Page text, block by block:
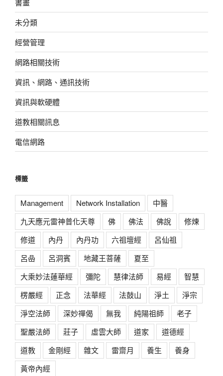
未分類
經營管理
網路相關技術
資訊、網路、通訊技術
資訊與軟硬體
道教相關訊息
電信網路
標籤
Management Network Installation
中醫
九天應元雷神普化天尊
佛 佛法 佛說
修煉
修道
內丹 內丹功 六祖壇經
呂仙祖
呂喦
呂洞賓 地藏王菩薩
夏至
大乘妙法蓮華經
彌陀 慧律法師 易經
智慧
楞嚴經
正念 法華經 法鼓山 淨土
淨宗
淨空法師
深妙禪偈 無我 純陽祖師
老子
聖嚴法師
莊子 虛雲大師 道家
道德經
道教
金剛經 雜文 雷齋月 養生
養身
黃帝內經